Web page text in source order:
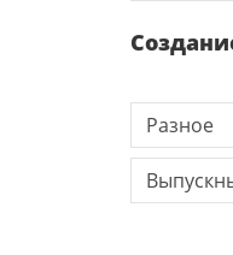
Разное